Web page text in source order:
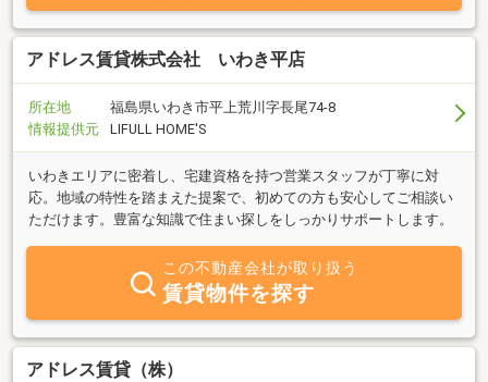
アドレス賃貸株式会社 いわき平店
所在地
福島県いわき市平上荒川字長尾74-8
情報提供元
LIFULL HOME'S
いわきエリアに密着し、宅建資格を持つ営業スタッフが丁寧に対
応。地域の特性を踏まえた提案で、初めての方も安心してご相談い
ただけます。豊富な知識で住まい探しをしっかりサポートします。
この不動産会社が取り扱う
賃貸物件を探す
アドレス賃貸（株）